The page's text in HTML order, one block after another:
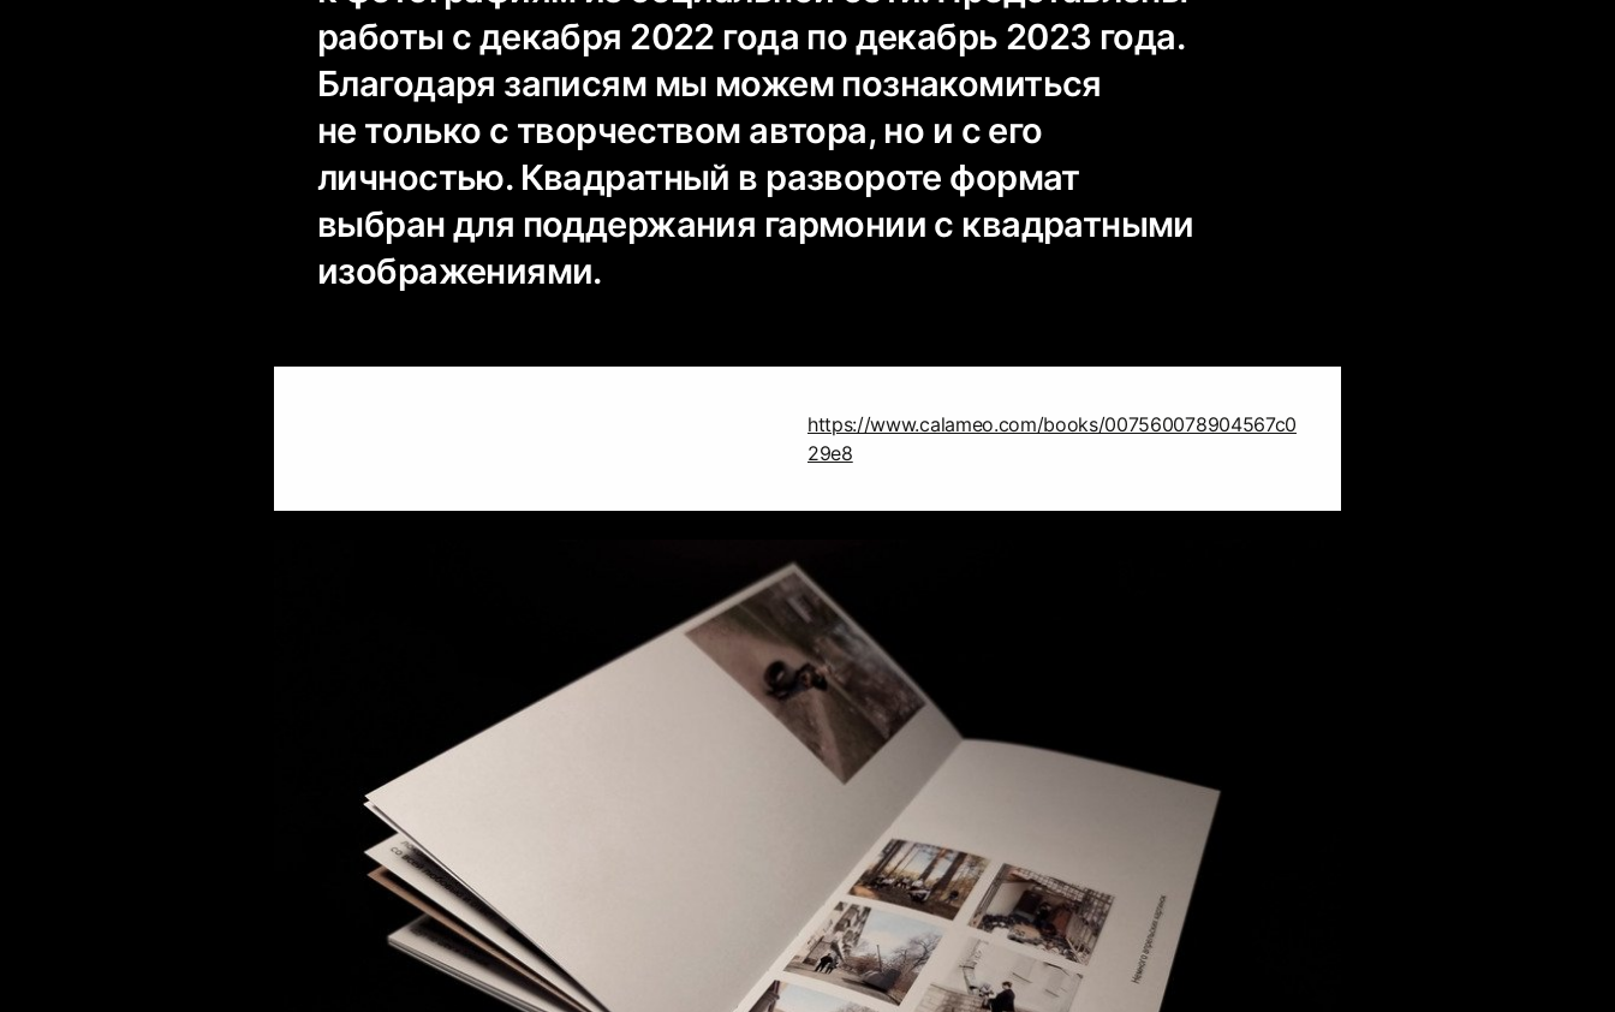
работы с декабря 2022 года по декабрь 2023 года.
Благодаря записям мы можем познакомиться
не только с творчеством автора, но и с его
личностью. Квадратный в развороте формат
выбран для поддержания гармонии с квадратными
изображениями.
https://www.calameo.com/books/007560078904567c0
29e8